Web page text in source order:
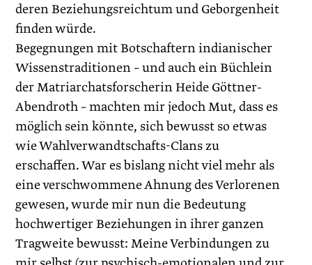
deren Beziehungsreichtum und Geborgenheit
finden würde.
Begegnungen mit Botschaftern indianischer
Wissenstraditionen – und auch ein Büchlein
der Matriarchatsforscherin Heide Göttner-
Abendroth – machten mir jedoch Mut, dass es
möglich sein könnte, sich bewusst so etwas
wie Wahlverwandtschafts-Clans zu
erschaffen. War es bislang nicht viel mehr als
eine verschwommene Ahnung des Verlorenen
gewesen, wurde mir nun die Bedeutung
hochwertiger Beziehungen in ihrer ganzen
Tragweite bewusst: Meine Verbindungen zu